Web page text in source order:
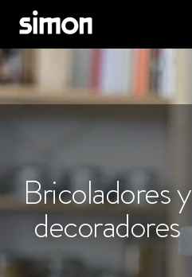
Bricoladores y
decoradores